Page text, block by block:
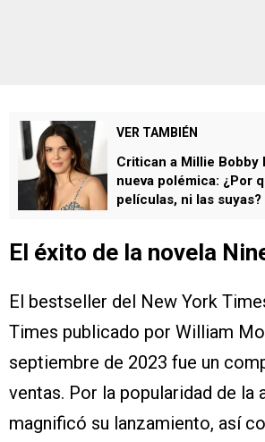
VER TAMBIÉN
Critican a Millie Bobby
nueva polémica: ¿Por
películas, ni las suyas?
El éxito de la novela
El bestseller del New York
Times publicado por William
septiembre de 2023 fue un
ventas. Por la popularidad de la
magnificó su lanzamiento, así